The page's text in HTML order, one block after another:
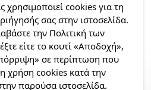
Web
Design,
Social
Media
&
SEO
Agency
χρησιμοποιεί cookies για τη
σας στην ιστοσελίδα.
την Πολιτική των
είτε το κουτί «Αποδοχή»,
σε περίπτωση που
χρήση cookies κατά την
παρούσα ιστοσελίδα.